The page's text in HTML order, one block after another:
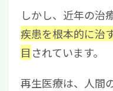
しかし、近年の治
疾患を根本的に治
目 されています。
再生医療は、人間